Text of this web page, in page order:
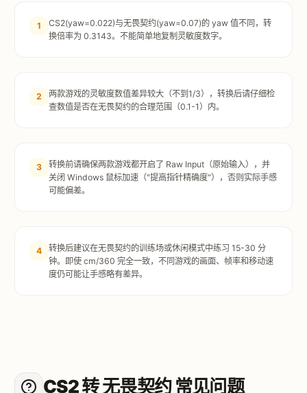
1
CS2(yaw=0.022)与无畏契约(yaw=0.07)的 yaw 值不同，转
换倍率为 0.3143。不能简单地复制灵敏度数字。
2
两款游戏的灵敏度数值差异较大（不到1/3），转换后请仔细检
查数值是否在无畏契约的合理范围（0.1-1）内。
3
转换前请确保两款游戏都开启了 Raw Input（原始输入），并
关闭 Windows 鼠标加速（"提高指针精确度"），否则实际手感
可能偏差。
4
转换后建议在无畏契约的训练场或休闲模式中练习 15-30 分
钟。即使 cm/360 完全一致，不同游戏的画面、帧率和移动速
度仍可能让手感略有差异。
CS2 转 无畏契约 常见问题